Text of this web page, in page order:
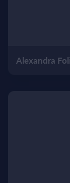
Alexandra Foli